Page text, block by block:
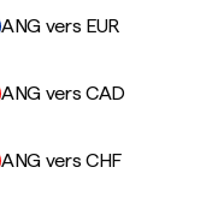
ANG vers EUR
ANG vers CAD
ANG vers CHF